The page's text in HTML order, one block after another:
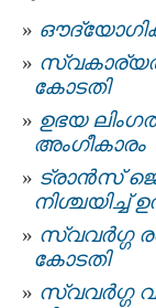
കോടതി
ഉഭയ
അംഗീകാരം
ട്രാൻസ്‌
നിശ്ചയിച്ച്
സ്വവർഗ്ഗ
കോടതി
സ്വവര്‍ഗ്ഗ